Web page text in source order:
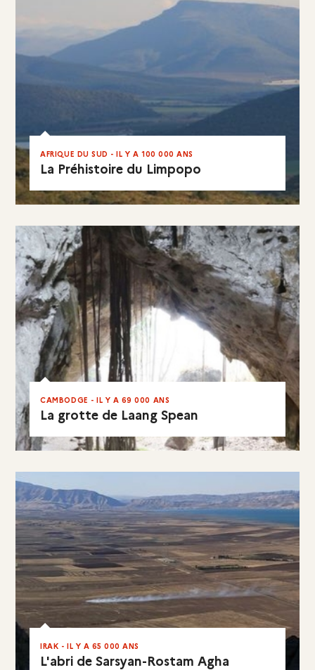
La Préhistoire du Limpopo
AFRIQUE DU SUD - IL Y A 100 000 ANS
EN RÉSUMÉ
La grotte de Laang Spean
CAMBODGE - IL Y A 69 000 ANS
EN RÉSUMÉ
L'abri de Sarsyan-Rostam Agha
IRAK - IL Y A 65 000 ANS